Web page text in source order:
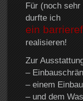
Für (noch
durfte ich
ein
realisieren!
Zur
–
– einem
– und dem